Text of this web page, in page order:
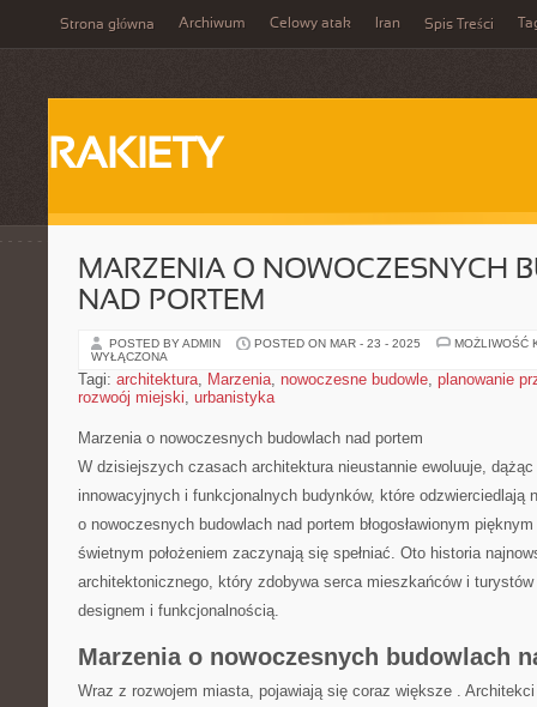
Strona główna Archiwum Celowy atak Iran Spis Treści
RAKIETY
MARZENIA O NOWOCZESNYCH
NAD PORTEM
POSTED BY ADMIN POSTED ON MAR - 23 - 2025
MOŻLIWOŚĆ
WYŁĄCZONA
Tagi: architektura, Marzenia, nowoczesne budowle, planowanie
rozwoój miejski, urbanistyka
Marzenia o nowoczesnych budowlach nad ​portem
W dzisiejszych czasach architektura⁢ nieustannie ewoluuje,
innowacyjnych⁣ i funkcjonalnych budynków, które odzwierciedlają
o nowoczesnych budowlach ⁤nad portem ‍błogosławionym
świetnym położeniem zaczynają się spełniać. Oto ​historia
architektonicznego, który⁤ zdobywa serca mieszkańców i
designem i funkcjonalnością.
Marzenia ⁣o⁤ nowoczesnych budowlach​
Wraz z rozwojem miasta, pojawiają się coraz większe .